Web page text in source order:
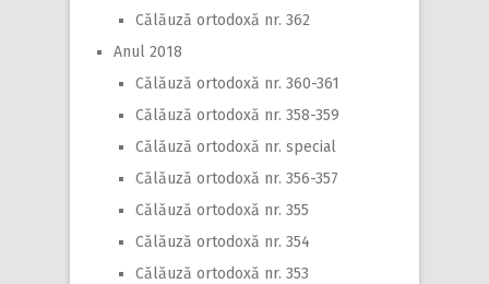
Călăuză ortodoxă nr. 362
Anul 2018
Călăuză ortodoxă nr. 360-361
Călăuză ortodoxă nr. 358-359
Călăuză ortodoxă nr. special
Călăuză ortodoxă nr. 356-357
Călăuză ortodoxă nr. 355
Călăuză ortodoxă nr. 354
Călăuză ortodoxă nr. 353